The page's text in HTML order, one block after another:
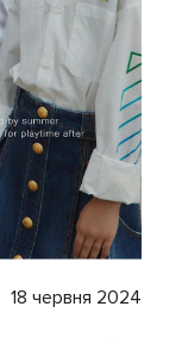
18 червня 2024